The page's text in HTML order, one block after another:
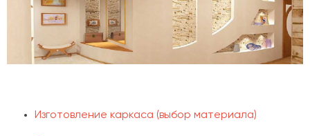
Изготовление каркаса (выбор материала)